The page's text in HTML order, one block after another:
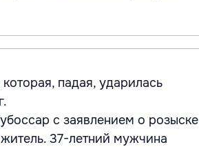
падая, ударилась
с заявлением о розыске
37-летний мужчина